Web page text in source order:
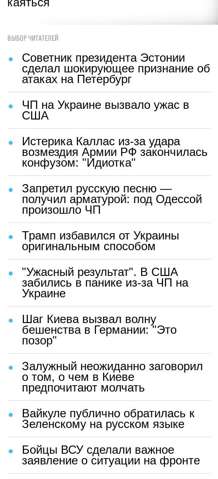
ВЫБОР ЧИТАТЕЛЕЙ
Советник президента Эстонии
сделал шокирующее признание об
атаках на Петербург
ЧП на Украине вызвало ужас в
США
Истерика Каллас из-за удара
возмездия Армии РФ закончилась
конфузом: "Идиотка"
Запретил русскую песню —
получил арматурой: под Одессой
произошло ЧП
Трамп избавился от Украины
оригинальным способом
"Ужасный результат". В США
забились в панике из-за ЧП на
Украине
Шаг Киева вызвал волну
бешенства в Германии: "Это
позор"
Залужный неожиданно заговорил
о том, о чем в Киеве
предпочитают молчать
Вайкуле публично обратилась к
Зеленскому на русском языке
Бойцы ВСУ сделали важное
заявление о ситуации на фронте